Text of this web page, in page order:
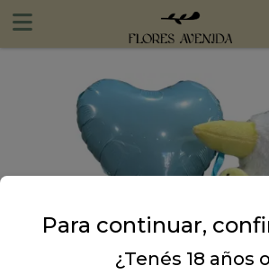
Para continuar,
¿Tenés 18 años